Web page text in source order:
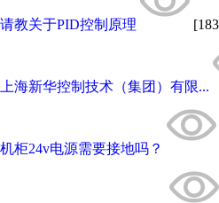
请教关于PID控制原理
上海新华控制技术（集团）有限...
机柜24v电源需要接地吗？